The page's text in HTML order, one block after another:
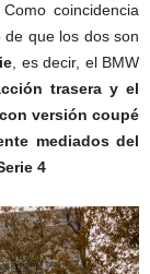
coincidencia
que los dos son
, es decir, el BMW
trasera y el
versión coupé
mediados del
4